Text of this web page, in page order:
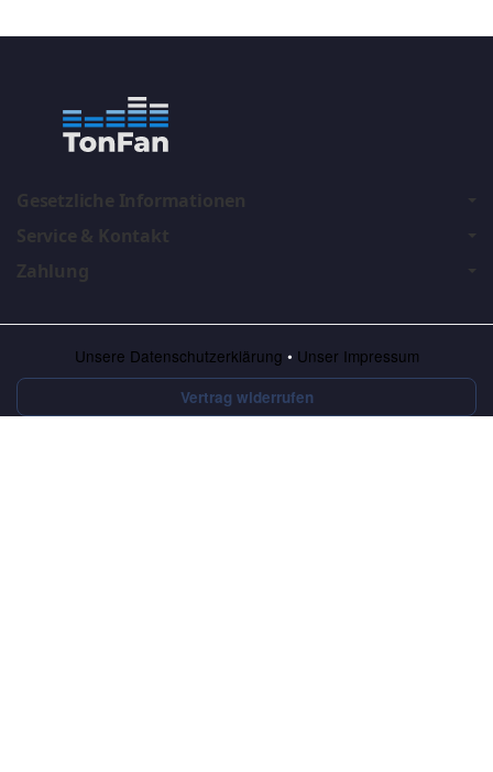
Gesetzliche Informationen
Service & Kontakt
Zahlung
Unsere Datenschutzerklärung • Unser Impressum
Vertrag widerrufen